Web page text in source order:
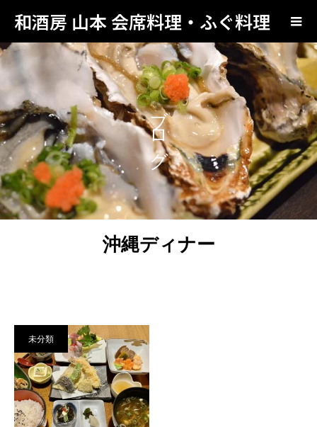
和酒房 山本 会席料理・ふぐ料理
ブログ
沖縄ディナー
未分類